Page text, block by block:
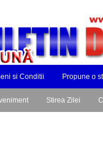
si Conditii Propune o
Stirea Zilei